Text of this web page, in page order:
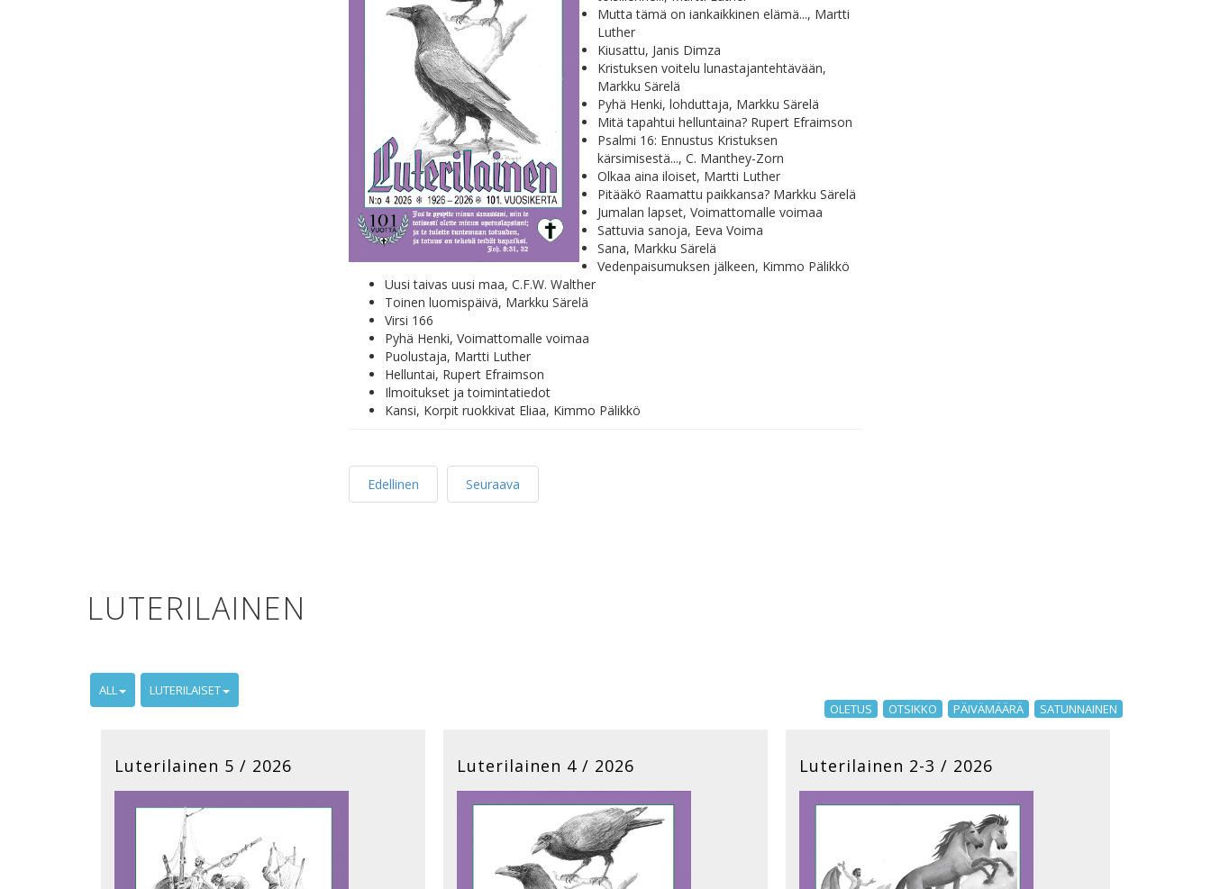
Mutta tämä on iankaikkinen elämä..., Martti
Luther
Kiusattu, Janis Dimza
Kristuksen voitelu lunastajantehtävään,
Markku Särelä
Pyhä Henki, lohduttaja, Markku Särelä
Mitä tapahtui helluntaina? Rupert Efraimson
Psalmi 16: Ennustus Kristuksen
kärsimisestä..., C. Manthey-Zorn
Olkaa aina iloiset, Martti Luther
Pitääkö Raamattu paikkansa? Markku Särelä
Jumalan lapset, Voimattomalle voimaa
Sattuvia sanoja, Eeva Voima
Sana, Markku Särelä
Vedenpaisumuksen jälkeen, Kimmo Pälikkö
Uusi taivas uusi maa, C.F.W. Walther
Toinen luomispäivä, Markku Särelä
Virsi 166
Pyhä Henki, Voimattomalle voimaa
Puolustaja, Martti Luther
Helluntai, Rupert Efraimson
Ilmoitukset ja toimintatiedot
Kansi, Korpit ruokkivat Eliaa, Kimmo Pälikkö
Edellinen Seuraava
LUTERILAINEN
ALL
LUTERILAISET
OLETUS
OTSIKKO PÄIVÄMÄÄRÄ SATUNNAINEN
Luterilainen 5 / 2026 Luterilainen 4 / 2026 Luterilainen 2-3 / 2026